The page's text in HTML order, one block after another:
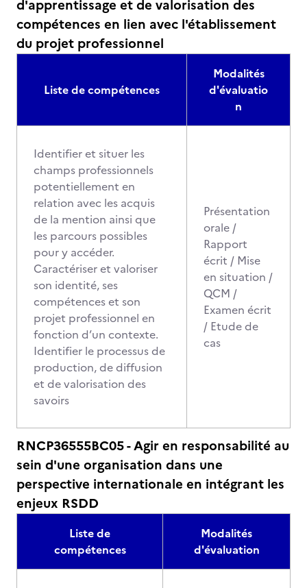
d'apprentissage et de valorisation des
compétences en lien avec l'établissement
du projet professionnel
Liste de compétences
Modalités
d'évaluatio
n
Identifier et situer les
champs professionnels
potentiellement en
relation avec les acquis
de la mention ainsi que
les parcours possibles
pour y accéder.
Caractériser et valoriser
son identité, ses
compétences et son
projet professionnel en
fonction d’un contexte.
Identifier le processus de
production, de diffusion
et de valorisation des
savoirs
Présentation
orale /
Rapport
écrit / Mise
en situation /
QCM /
Examen écrit
/ Etude de
cas
RNCP36555BC05 - Agir en responsabilité au
sein d'une organisation dans une
perspective internationale en intégrant les
enjeux RSDD
Liste de
compétences
Modalités
d'évaluation